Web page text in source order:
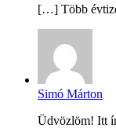
[…] Több
Simó Márton
Üdvözlöm! Itt